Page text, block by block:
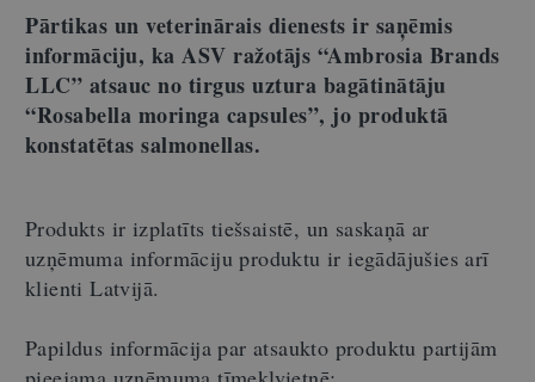
Pārtikas un veterinārais dienests ir saņēmis
informāciju, ka ASV ražotājs “Ambrosia Brands
LLC” atsauc no tirgus uztura bagātinātāju
“Rosabella moringa capsules”, jo produktā
konstatētas salmonellas.
Produkts ir izplatīts tiešsaistē, un saskaņā ar
uzņēmuma informāciju produktu ir iegādājušies arī
klienti Latvijā.
Papildus informācija par atsaukto produktu partijām